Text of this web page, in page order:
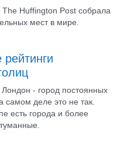
The Huffington Post собрала
мест в мире.
Лондон - город постоянных
самом деле это не так.
есть города и более